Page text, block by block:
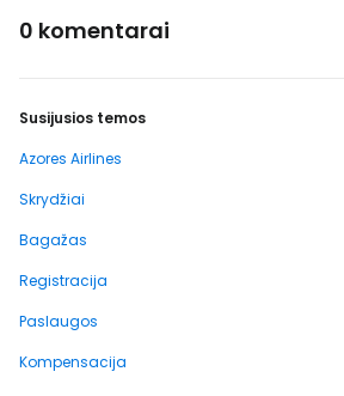
0 komentarai
Susijusios temos
Azores Airlines
Skrydžiai
Bagažas
Registracija
Paslaugos
Kompensacija